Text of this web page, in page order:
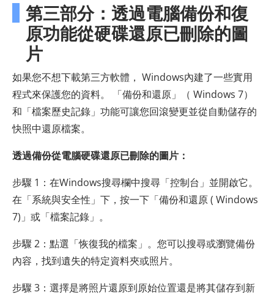
第三部分：透過電腦備份和復
原功能從硬碟還原已刪除的圖
片
如果您不想下載第三方軟體， Windows內建了一些實用
程式來保護您的資料。 「備份和還原」（ Windows 7）
和「檔案歷史記錄」功能可讓您回滾變更並從自動儲存的
快照中還原檔案。
透過備份從電腦硬碟還原已刪除的圖片：
步驟 1：在Windows搜尋欄中搜尋「控制台」並開啟它。
在「系統與安全性」下，按一下「備份和還原 ( Windows
7)」或「檔案記錄」。
步驟 2：點選「恢復我的檔案」。您可以搜尋或瀏覽備份
內容，找到遺失的特定資料夾或照片。
步驟 3：選擇是將照片還原到原始位置還是將其儲存到新